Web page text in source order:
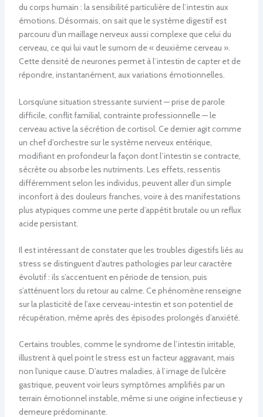
du corps humain : la sensibilité particulière de l’intestin aux
émotions. Désormais, on sait que le système digestif est
parcouru d’un maillage nerveux aussi complexe que celui du
cerveau, ce qui lui vaut le surnom de « deuxième cerveau ».
Cette densité de neurones permet à l’intestin de capter et de
répondre, instantanément, aux variations émotionnelles.
Lorsqu’une situation stressante survient — prise de parole
difficile, conflit familial, contrainte professionnelle — le
cerveau active la sécrétion de cortisol. Ce dernier agit comme
un chef d’orchestre sur le système nerveux entérique,
modifiant en profondeur la façon dont l’intestin se contracte,
sécrète ou absorbe les nutriments. Les effets, ressentis
différemment selon les individus, peuvent aller d’un simple
inconfort à des douleurs franches, voire à des manifestations
plus atypiques comme une perte d’appétit brutale ou un reflux
acide persistant.
Il est intéressant de constater que les troubles digestifs liés au
stress se distinguent d’autres pathologies par leur caractère
évolutif : ils s’accentuent en période de tension, puis
s’atténuent lors du retour au calme. Ce phénomène renseigne
sur la plasticité de l’axe cerveau-intestin et son potentiel de
récupération, même après des épisodes prolongés d’anxiété.
Certains troubles, comme le syndrome de l’intestin irritable,
illustrent à quel point le stress est un facteur aggravant, mais
non l’unique cause. D’autres maladies, à l’image de l’ulcère
gastrique, peuvent voir leurs symptômes amplifiés par un
terrain émotionnel instable, même si une origine infectieuse y
demeure prédominante.